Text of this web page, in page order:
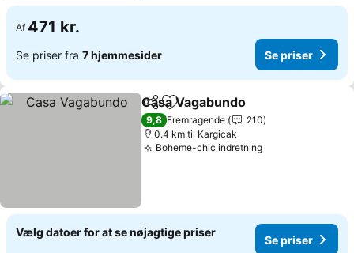
Af 471 kr.
Se priser fra 7 hjemmesider Se priser
Del Føj til favoritter
Casa Vagabundo
9,8 Fremragende
210
0.4 km til Kargicak
Boheme-chic indretningSe priser
Vælg datoer for at se nøjagtige priser
Se priser